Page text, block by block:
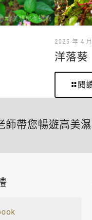
2025 年 4
洋落葵
閱
帶您暢遊高美濕